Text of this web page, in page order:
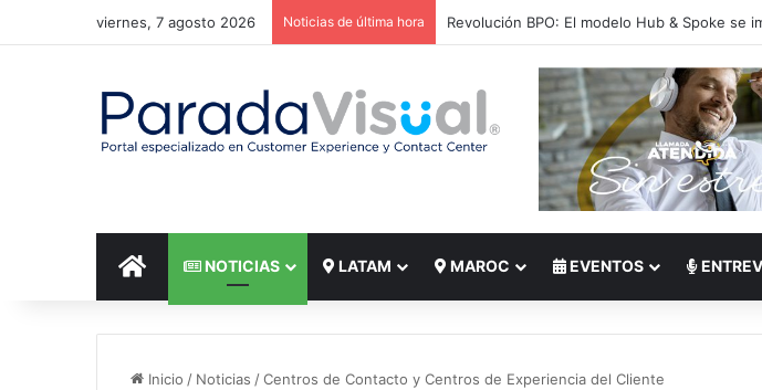
viernes, 7 agosto 2026 Noticias de última hora El reto del Nearshoring: Crisis de talento
INICIO NOTICIAS LATAM MAROC EVENTOS
Inicio / Noticias /Centros de Contacto y Centros de Experiencia del Cliente